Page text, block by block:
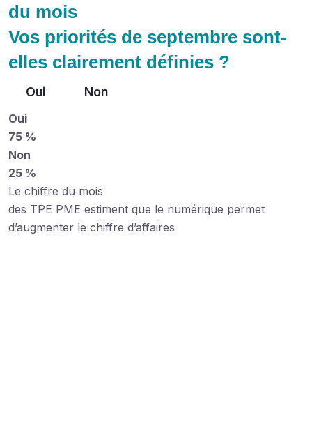
du mois
Vos priorités de septembre sont-
elles clairement définies ?
Oui Non
Oui
75 %
Non
25 %
Le chiffre du mois
des TPE PME estiment que le numérique permet
d’augmenter le chiffre d’affaires